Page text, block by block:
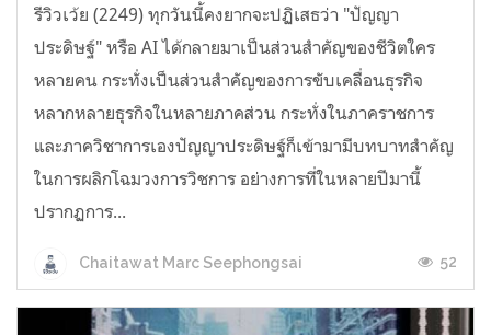
รีวิวเว้ย (2249) ทุกวันนี้คงยากจะปฏิเสธว่า "ปัญญา
ประดิษฐ์" หรือ AI ได้กลายมาเป็นส่วนสำคัญของชีวิตใคร
หลายคน กระทั่งเป็นส่วนสำคัญของการขับเคลื่อนธุรกิจ
หลากหลายธุรกิจในหลายภาคส่วน กระทั่งในภาคราชการ
และภาควิชาการเองปัญญาประดิษฐ์ก็เข้ามามีบทบาทสำคัญ
ในการผลิกโฉมวงการวิชการ อย่างการที่ในหลายปีมานี้
ปรากฏการ...
Chaitawat Marc Seephongsai 52